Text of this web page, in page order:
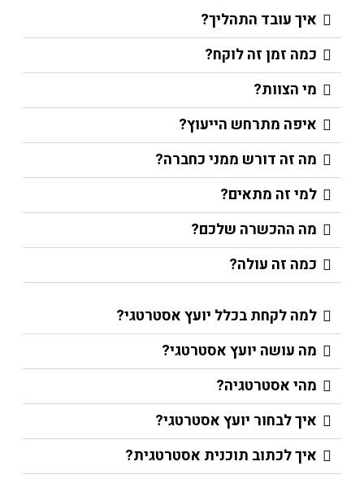
איך עובד התהליך?
כמה זמן זה לוקח?
מי הצוות?
איפה מתרחש הייעוץ?
מה זה דורש ממני כחברה?
למי זה מתאים?
מה ההכשרה שלכם?
כמה זה עולה?
למה לקחת בכלל יועץ אסטרטגי?
מה עושה יועץ אסטרטגי?
מהי אסטרטגיה?
איך לבחור יועץ אסטרטגי?
איך לכתוב תוכנית אסטרטגית?